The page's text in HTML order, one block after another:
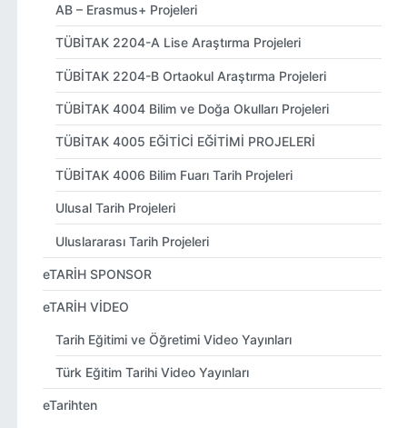
AB – Erasmus+ Projeleri
TÜBİTAK 2204-A Lise Araştırma Projeleri
TÜBİTAK 2204-B Ortaokul Araştırma Projeleri
TÜBİTAK 4004 Bilim ve Doğa Okulları Projeleri
TÜBİTAK 4005 EĞİTİCİ EĞİTİMİ PROJELERİ
TÜBİTAK 4006 Bilim Fuarı Tarih Projeleri
Ulusal Tarih Projeleri
Uluslararası Tarih Projeleri
eTARİH SPONSOR
eTARİH VİDEO
Tarih Eğitimi ve Öğretimi Video Yayınları
Türk Eğitim Tarihi Video Yayınları
eTarihten